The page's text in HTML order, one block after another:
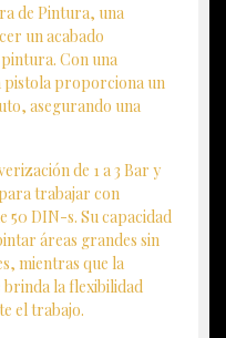
de Pintura, una
un acabado
Con una
pistola proporciona un
asegurando una
de 1 a 3 Bar y
trabajar con
50 DIN-s. Su capacidad
áreas grandes sin
mientras que la
brinda la flexibilidad
el trabajo.